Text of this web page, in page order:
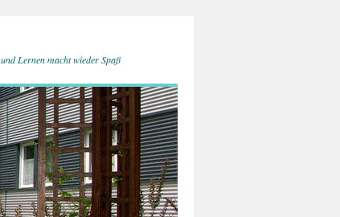
und Lernen macht wieder Spaß